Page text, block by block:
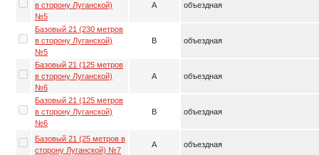
в сторону Луганской)
№5
A объездная
Базовый 21 (230 метров
в сторону Луганской)
№5
B объездная
Базовый 21 (125 метров
в сторону Луганской)
№6
A объездная
Базовый 21 (125 метров
в сторону Луганской)
№6
B объездная
Базовый 21 (25 метров в
сторону Луганской) №7
A объездная